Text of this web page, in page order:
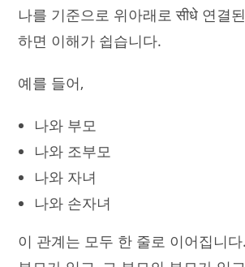
나를 기준으로 위아래로 सीधे 연결
하면 이해가 쉽습니다.
예를 들어,
나와 부모
나와 조부모
나와 자녀
나와 손자녀
이 관계는 모두 한 줄로 이어집니다.